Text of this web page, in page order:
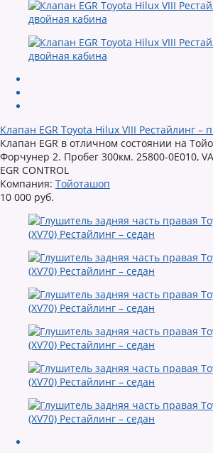
Клапан EGR Toyota Hilux VIII Рестайлинг –
Клапан EGR в отличном состоянии на
Форчунер 2. Пробег 300км. 25800-0E010,
EGR CONTROL
Компания: Тойоташоп
10 000 руб.